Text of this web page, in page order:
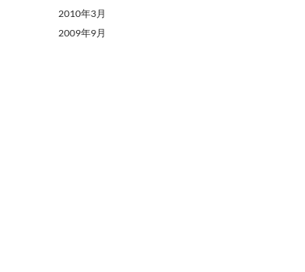
2010年3月
2009年9月